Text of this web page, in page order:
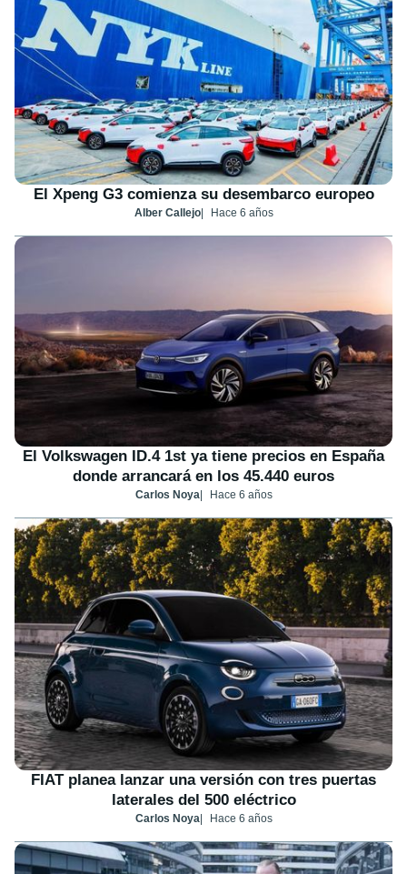
El Xpeng G3 comienza su desembarco europeo
Alber Callejo Hace 6 años
El Volkswagen ID.4 1st ya tiene precios en España
donde arrancará en los 45.440 euros
Carlos Noya Hace 6 años
FIAT planea lanzar una versión con tres puertas
laterales del 500 eléctrico
Carlos Noya Hace 6 años